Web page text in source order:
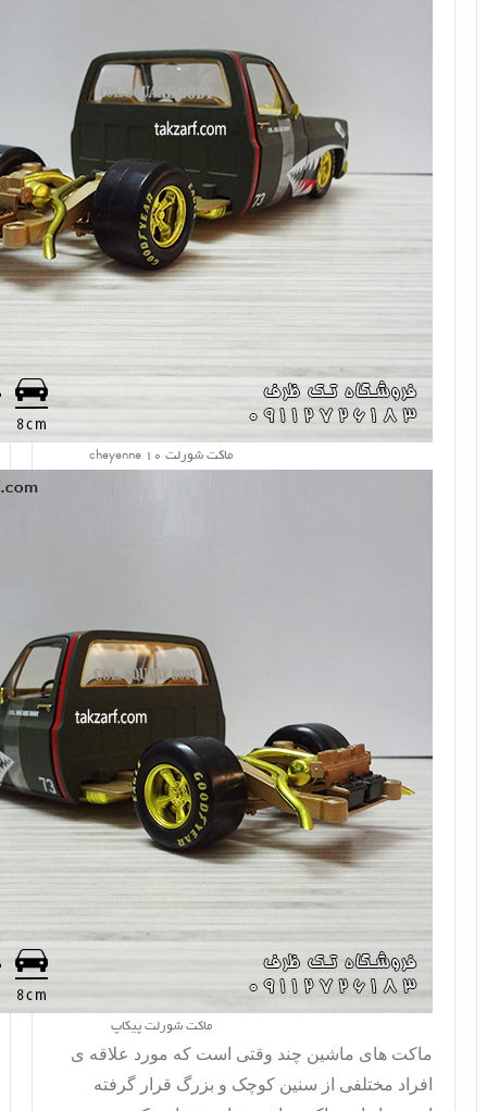
ماکت شورلت cheyenne 10
ماکت شورلت پیکاپ
ماکت های ماشین چند وقتی است که مورد علاقه ی
افراد مختلفی از سنین کوچک و بزرگ قرار گرفته